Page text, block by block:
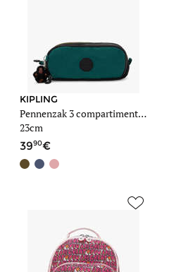
KIPLING
Pennenzak 3 compartimenten Back to school
23cm
3990